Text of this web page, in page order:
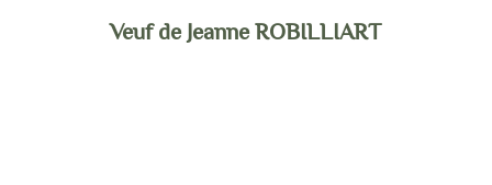
Veuf de Jeanne ROBILLIART